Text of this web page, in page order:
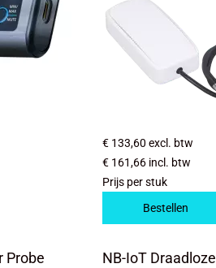
€ 133,60 excl. btw
€ 161,66 incl. btw
Prijs per stuk
Bestellen
Probe
NB-IoT Draadloze